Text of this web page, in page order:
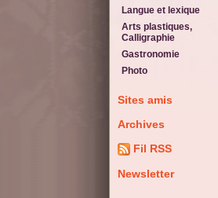
Langue et lexique
Arts plastiques,
Calligraphie
Gastronomie
Photo
Sites amis
Archives
Fil RSS
Newsletter